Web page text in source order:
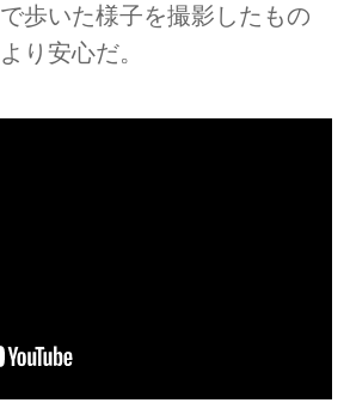
歩いた様子を撮影したもの
り安心だ。